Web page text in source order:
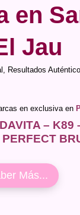
en
Jau
Resultados
en exclusiva en
– K89
Más...